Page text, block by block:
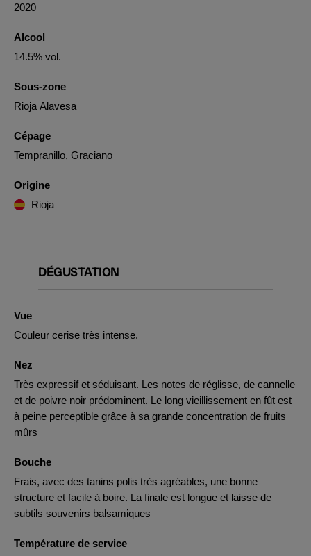
2020
Alcool
14.5% vol.
Sous-zone
Rioja Alavesa
Cépage
Tempranillo, Graciano
Origine
Rioja
DÉGUSTATION
Vue
Couleur cerise très intense.
Nez
Très expressif et séduisant. Les notes de réglisse, de cannelle
et de poivre noir prédominent. Le long vieillissement en fût est
à peine perceptible grâce à sa grande concentration de fruits
mûrs
Bouche
Frais, avec des tanins polis très agréables, une bonne
structure et facile à boire. La finale est longue et laisse de
subtils souvenirs balsamiques
Température de service